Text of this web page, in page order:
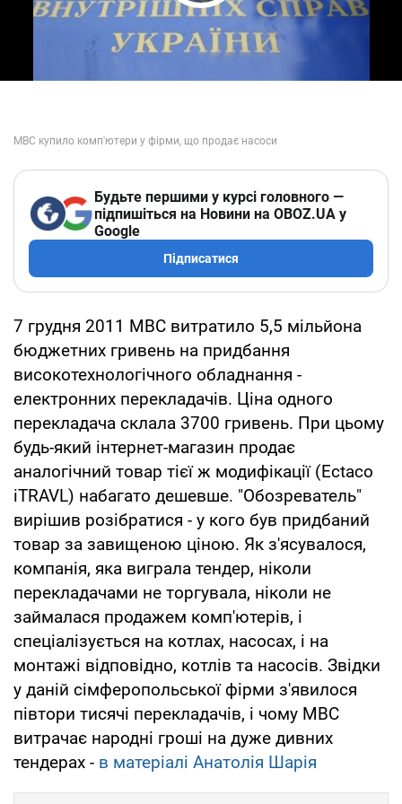
Будьте першими у курсі головного —
підпишіться на Новини на OBOZ.UA у
Google
Підписатися
7 грудня 2011 МВС витратило 5,5 мільйона
бюджетних гривень на придбання
високотехнологічного обладнання -
електронних перекладачів. Ціна одного
перекладача склала 3700 гривень. При цьому
будь-який інтернет-магазин продає
аналогічний товар тієї ж модифікації (Ectaco
iTRAVL) набагато дешевше. "Обозреватель"
вирішив розібратися - у кого був придбаний
товар за завищеною ціною. Як з'ясувалося,
компанія, яка виграла тендер, ніколи
перекладачами не торгувала, ніколи не
займалася продажем комп'ютерів, і
спеціалізується на котлах, насосах, і на
монтажі відповідно, котлів та насосів. Звідки
у даній сімферопольської фірми з'явилося
півтори тисячі перекладачів, і чому МВС
витрачає народні гроші на дуже дивних
тендерах - в матеріалі Анатолія Шарія